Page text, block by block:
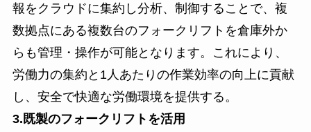
報をクラウドに集約し分析、制御することで、複
数拠点にある複数台のフォークリフトを倉庫外か
らも管理・操作が可能となります。これにより、
労働力の集約と1人あたりの作業効率の向上に貢献
し、安全で快適な労働環境を提供する。
3.既製のフォークリフトを活用